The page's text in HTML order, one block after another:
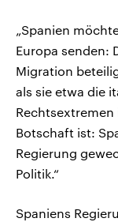
„Spanien
Europa senden:
Migration
als sie etwa die
Botschaft ist:
Regierung
Politik.“
Spaniens